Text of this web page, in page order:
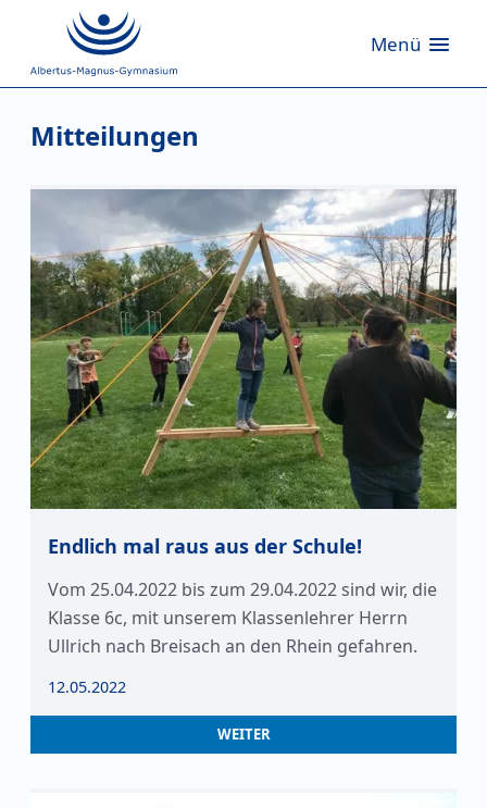
Menü
Mitteilungen
Endlich mal raus aus der Schule!
Vom 25.04.2022 bis zum 29.04.2022 sind wir, die
Klasse 6c, mit unserem Klassenlehrer Herrn
Ullrich nach Breisach an den Rhein gefahren.
12.05.2022
WEITER